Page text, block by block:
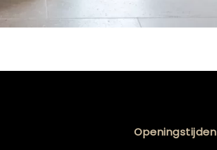
Openingstijden